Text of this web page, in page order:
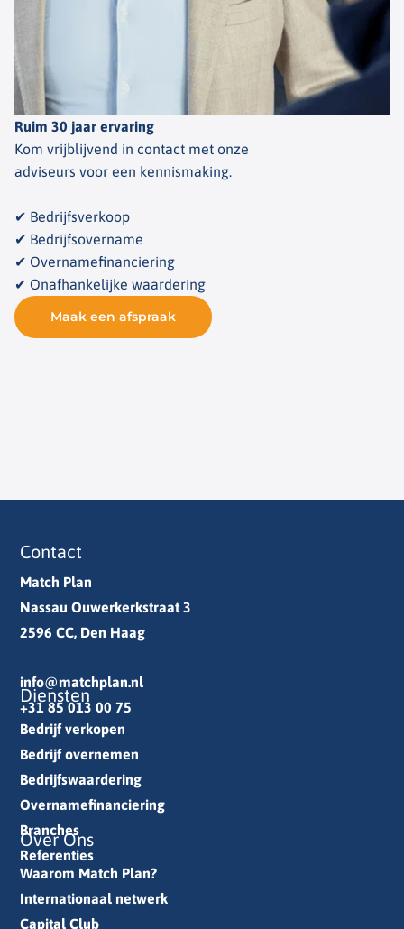
Ruim 30 jaar ervaring
Kom vrijblijvend in contact met onze
adviseurs voor een kennismaking.
✔ Bedrijfsverkoop
✔ Bedrijfsovername
✔ Overnamefinanciering
✔ Onafhankelijke waardering
Maak een afspraak
Contact
Match Plan
Nassau Ouwerkerkstraat 3
2596 CC, Den Haag
info@matchplan.nl
+31 85 013 00 75
Diensten
Bedrijf verkopen
Bedrijf overnemen
Bedrijfswaardering
Overnamefinanciering
Branches
Referenties
Over Ons
Waarom Match Plan?
Internationaal netwerk
Capital Club